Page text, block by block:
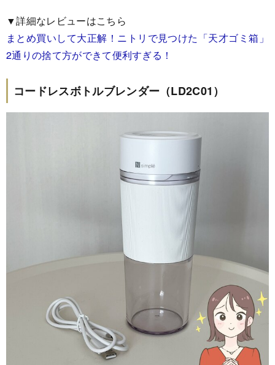
▼詳細なレビューはこちら
まとめ買いして大正解！ニトリで見つけた「天才ゴミ箱」
2通りの捨て方ができて便利すぎる！
コードレスボトルブレンダー（LD2C01）